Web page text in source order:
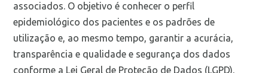
associados. O objetivo é conhecer o perfil
epidemiológico dos pacientes e os padrões de
utilização e, ao mesmo tempo, garantir a acurácia,
transparência e qualidade e segurança dos dados
conforme a Lei Geral de Proteção de Dados (LGPD).